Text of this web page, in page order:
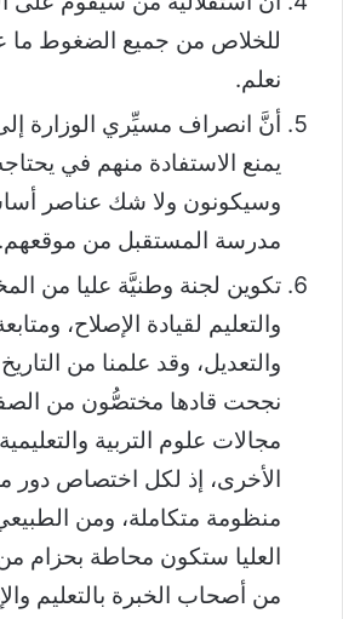
للخلاص من جميع الضغوط ما
نعلم.
أنَّ انصراف مسيِّري الوزارة
يمنع الاستفادة منهم في
وسيكونون ولا شك عناصر
مدرسة المستقبل من موقعهم.
تكوين لجنة وطنيَّة عليا من
والتعليم لقيادة الإصلاح،
والتعديل، وقد علمنا من
نجحت قادها مختصُّون من
مجالات علوم التربية
الأخرى، إذ لكل اختصاص دور
منظومة متكاملة، ومن
العليا ستكون محاطة بحزام من
من أصحاب الخبرة بالتعليم